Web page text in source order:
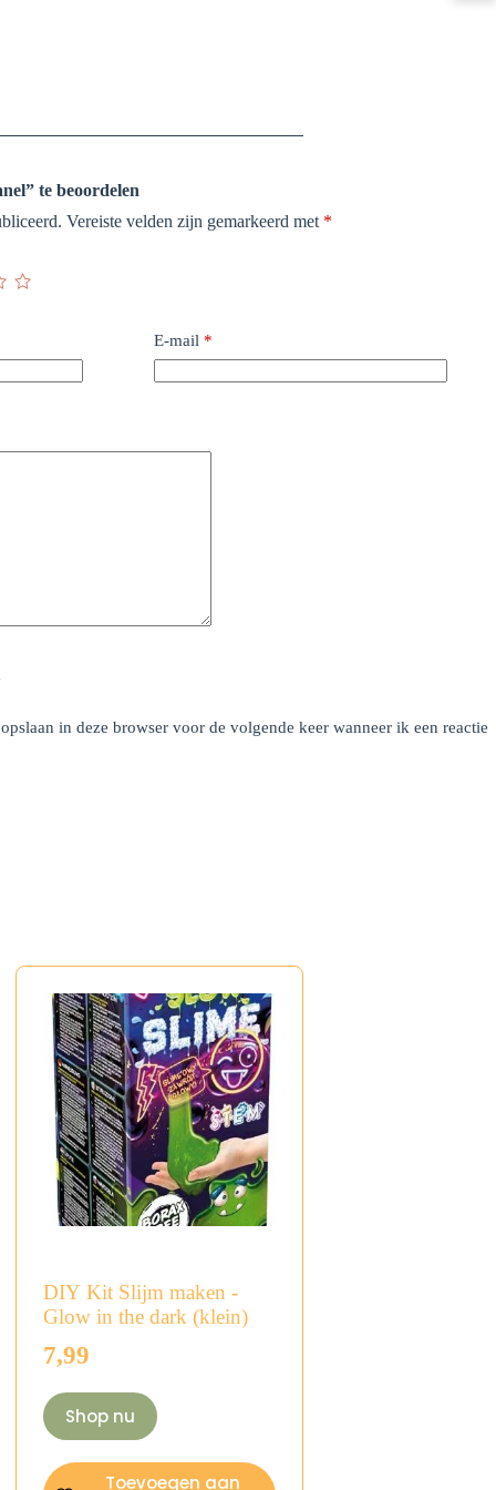
te beoordelen
Vereiste velden zijn gemarkeerd met *
E-mail *
in deze browser voor de volgende keer wanneer ik een reactie
DIY Kit Slijm maken -
Glow in the dark (klein)
7,99
Shop nu
Toevoegen aan